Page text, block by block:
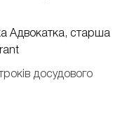
Адвокатка, старша
досудового